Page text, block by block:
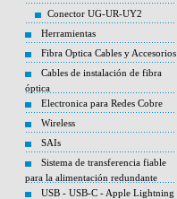
Conector UG-UR-UY2
Herramientas
Fibra Optica Cables y Accesorios
Cables de instalación de fibra
óptica
Electronica para Redes Cobre
Wireless
SAIs
Sistema de transferencia fiable
para la alimentación redundante
USB - USB-C - Apple Lightning